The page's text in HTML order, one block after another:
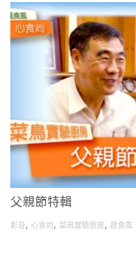
父親節特輯
影音, 心食尚, 菜鳥實驗廚房, 蔬食風